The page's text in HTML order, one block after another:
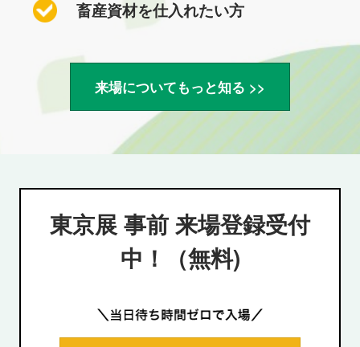
畜産資材を仕入れたい方
来場についてもっと知る >>
東京展 事前 来場登録受付
中！（無料)